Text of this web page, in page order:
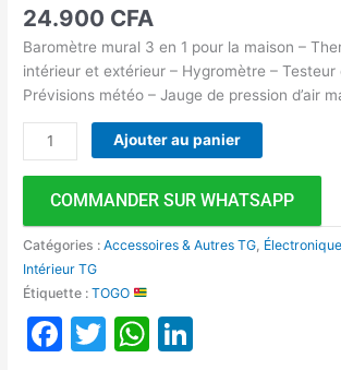
24.900 CFA
Baromètre mural 3 en 1 pour la maison –
intérieur et extérieur – Hygromètre – Testeur
Prévisions météo – Jauge de pression d’air
Ajouter au panier
COMMANDER SUR WHATSAPP
Catégories :Accessoires & Autres TG
Intérieur TG
Étiquette :TOGO
Facebook
TwitterWhatsApp